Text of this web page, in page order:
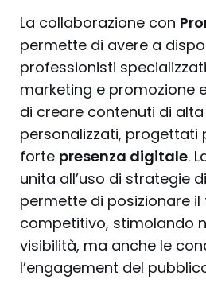
La collaborazione con
permette di avere a
professionisti
marketing e promozione
di creare contenuti di
personalizzati, progettati
forte presenza digitale.
unita all’uso di strategie
permette di posizionare
competitivo, stimolando
visibilità, ma anche le
l’engagement del